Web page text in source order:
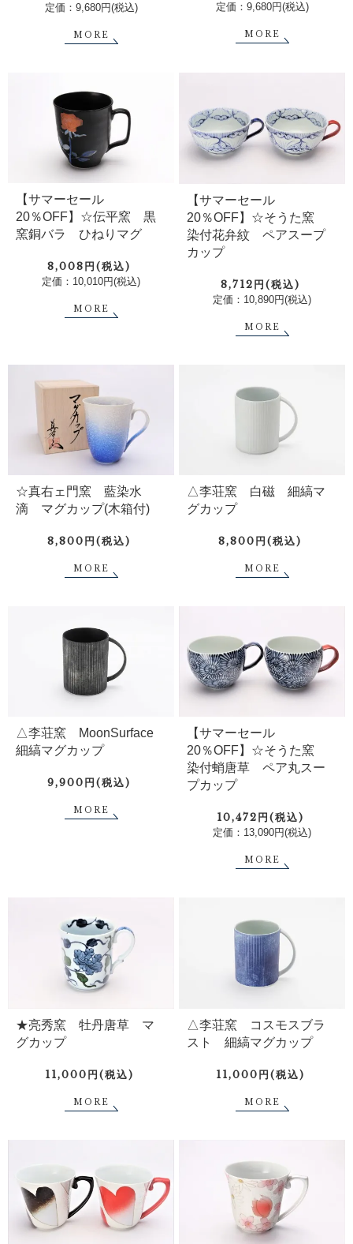
定価：9,680円(税込)
MORE
定価：9,680円(税込)
MORE
【サマーセール
20％OFF】☆伝平窯 黒
窯銅バラ ひねりマグ
8,008円(税込)
定価：10,010円(税込)
MORE
【サマーセール
20％OFF】☆そうた窯
染付花弁紋 ペアスープ
カップ
8,712円(税込)
定価：10,890円(税込)
MORE
☆真右ェ門窯 藍染水
滴 マグカップ(木箱付)
8,800円(税込)
MORE
△李荘窯 白磁 細縞マ
グカップ
8,800円(税込)
MORE
△李荘窯 MoonSurface
細縞マグカップ
9,900円(税込)
MORE
【サマーセール
20％OFF】☆そうた窯
染付蛸唐草 ペア丸スー
プカップ
10,472円(税込)
定価：13,090円(税込)
MORE
★亮秀窯 牡丹唐草 マ
グカップ
11,000円(税込)
MORE
△李荘窯 コスモスブラ
スト 細縞マグカップ
11,000円(税込)
MORE